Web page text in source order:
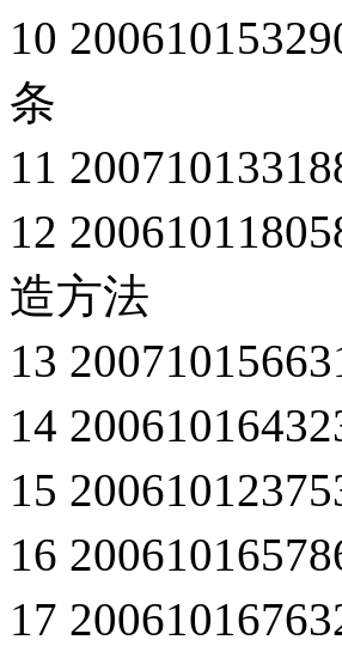
10
条
11
12
造方法
13
14
15
16
17